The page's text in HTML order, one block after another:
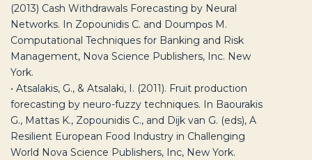
(2013) Cash Withdrawals Forecasting by Neural
Networks. In Zopounidis C. and Doumpοs M.
Computational Techniques for Banking and Risk
Management, Nova Science Publishers, Inc. New
York.
• Atsalakis, G., & Atsalaki, I. (2011). Fruit production
forecasting by neuro-fuzzy techniques. In Baourakis
G., Mattas K., Zopounidis C., and Dijk van G. (eds), A
Resilient European Food Industry in Challenging
World Nova Science Publishers, Inc, New York.